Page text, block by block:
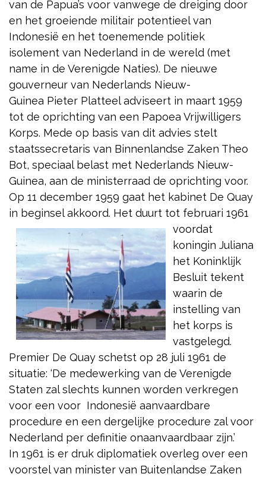
van de Papua’s voor vanwege de dreiging door
en het groeiende militair potentieel van
Indonesië en het toenemende politiek
isolement van Nederland in de wereld (met
name in de Verenigde Naties). De nieuwe
gouverneur van Nederlands Nieuw-
Guinea Pieter Platteel adviseert in maart 1959
tot de oprichting van een Papoea Vrijwilligers
Korps. Mede op basis van dit advies stelt
staatssecretaris van Binnenlandse Zaken Theo
Bot, speciaal belast met Nederlands Nieuw-
Guinea, aan de ministerraad de oprichting voor.
Op 11 december 1959 gaat het kabinet De Quay
in beginsel akkoord. Het duurt tot februari 1961
voordat
koningin Juliana
het Koninklijk
Besluit tekent
waarin de
instelling van
het korps is
vastgelegd.
Premier De Quay schetst op 28 juli 1961 de
situatie: ‘De medewerking van de Verenigde
Staten zal slechts kunnen worden verkregen
voor een voor Indonesië aanvaardbare
procedure en een dergelijke procedure zal voor
Nederland per definitie onaanvaardbaar zijn.’
In 1961 is er druk diplomatiek overleg over een
voorstel van minister van Buitenlandse Zaken